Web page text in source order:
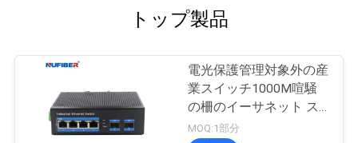
トップ製品
電光保護管理対象外の産
業スイッチ1000M喧騒
の柵のイーサネット ス
イッチ
MOQ:1部分